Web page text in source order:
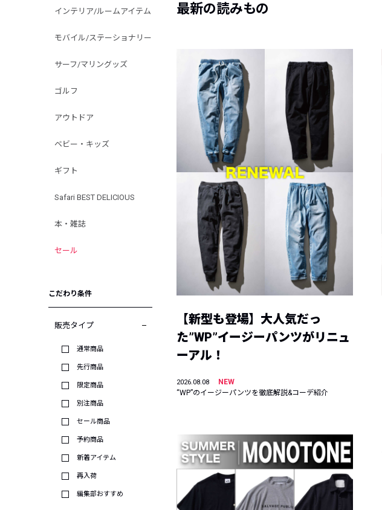
インテリア/ルームアイテム
モバイル/ステーショナリー
サーフ/マリングッズ
ゴルフ
アウトドア
ベビー・キッズ
ギフト
Safari BEST DELICIOUS
本・雑誌
セール
こだわり条件
販売タイプ
通常商品
先行商品
限定商品
別注商品
セール商品
予約商品
新着アイテム
再入荷
編集部おすすめ
最新の読みもの
【新型も登場】大人気だっ
た”WP”イージーパンツがリニュ
ーアル！
2026.08.08
NEW
“WP”のイージーパンツを徹底解説&コーデ紹介